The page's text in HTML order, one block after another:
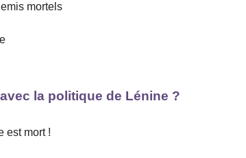
mortels
la politique de Lénine ?
est mort !